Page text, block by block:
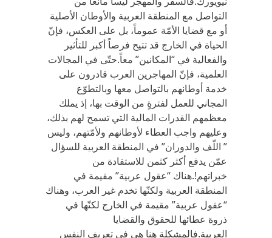
التواصل مع المنطقة العربية والأوطان الأصلية
أو مع قضايا الأمّة عموماً، بل على العكس، فإنّ
الحياة في الخارج قد تتيح فرصاً أكبر للتأثير
والفعالية في “المكانين” معاً.حتّى في المجالات
العلمية، فإنّ المهاجرين العرب قادرون على
خدمة أوطانهم بالتواصل معها وبالتطوّع
المجاني للعمل لفترةٍ من الوقت بها، إذ يملك
معظمهم القدرات المالية التي تسمح لهم بذلك،
وعليهم واجب العطاء لأوطانهم ولأمّتهم، وليس
” اللّف والدوران” في المنطقة العربية للسؤال
عمّن يدفع أكثر كثمن للاستفادة من
خبراتهم!.هناك “عقول عربية” مقيمة في
المنطقة العربية ولكنّها تخدم غير العرب، وهناك
“عقول عربية” مقيمة في الخارج لكنّها في
ذروة عطائها للحقوق والقضايا
العربية.فالمشكلة هنا هي في تعريف النفس